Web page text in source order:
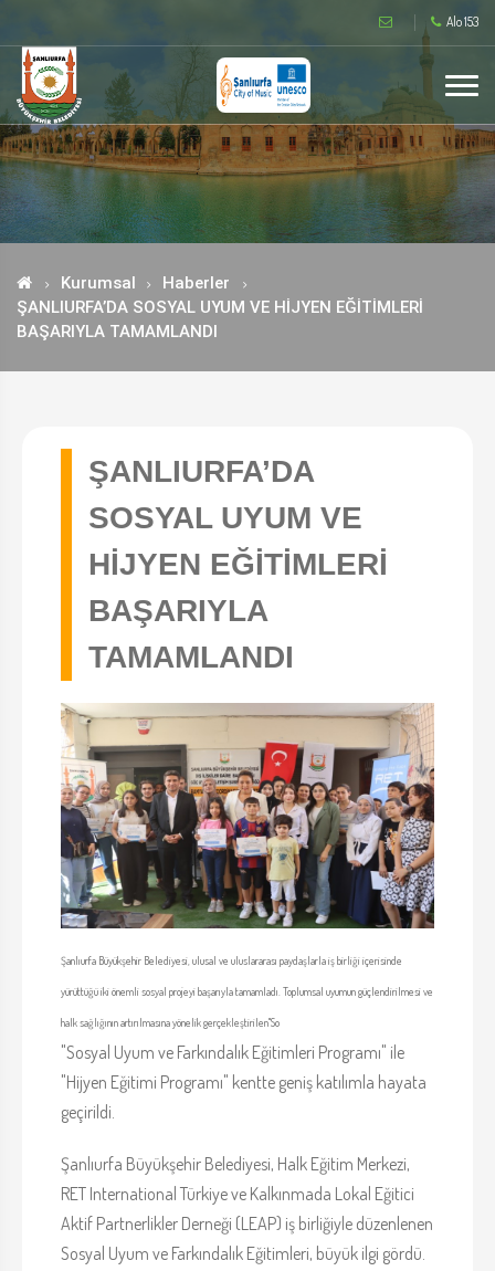
Alo 153
Kurumsal
Haberler
ŞANLIURFA’DA SOSYAL UYUM VE HİJYEN EĞİTİMLERİ
BAŞARIYLA TAMAMLANDI
ŞANLIURFA’DA
SOSYAL UYUM VE
HİJYEN EĞİTİMLERİ
BAŞARIYLA
TAMAMLANDI
Şanlıurfa Büyükşehir Belediyesi, ulusal ve uluslararası paydaşlarla iş birliği içerisinde
yürüttüğü iki önemli sosyal projeyi başarıyla tamamladı. Toplumsal uyumun güçlendirilmesi ve
halk sağlığının artırılmasına yönelik gerçekleştirilen"So
"Sosyal Uyum ve Farkındalık Eğitimleri Programı" ile
"Hijyen Eğitimi Programı" kentte geniş katılımla hayata
geçirildi.
Şanlıurfa Büyükşehir Belediyesi, Halk Eğitim Merkezi,
RET International Türkiye ve Kalkınmada Lokal Eğitici
Aktif Partnerlikler Derneği (LEAP) iş birliğiyle düzenlenen
Sosyal Uyum ve Farkındalık Eğitimleri, büyük ilgi gördü.